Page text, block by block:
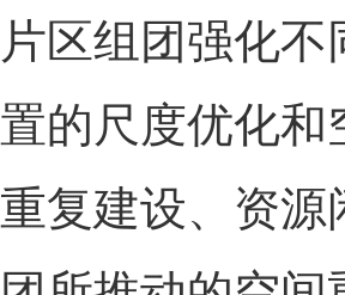
片区组团强化
置的尺度优化
重复建设、资